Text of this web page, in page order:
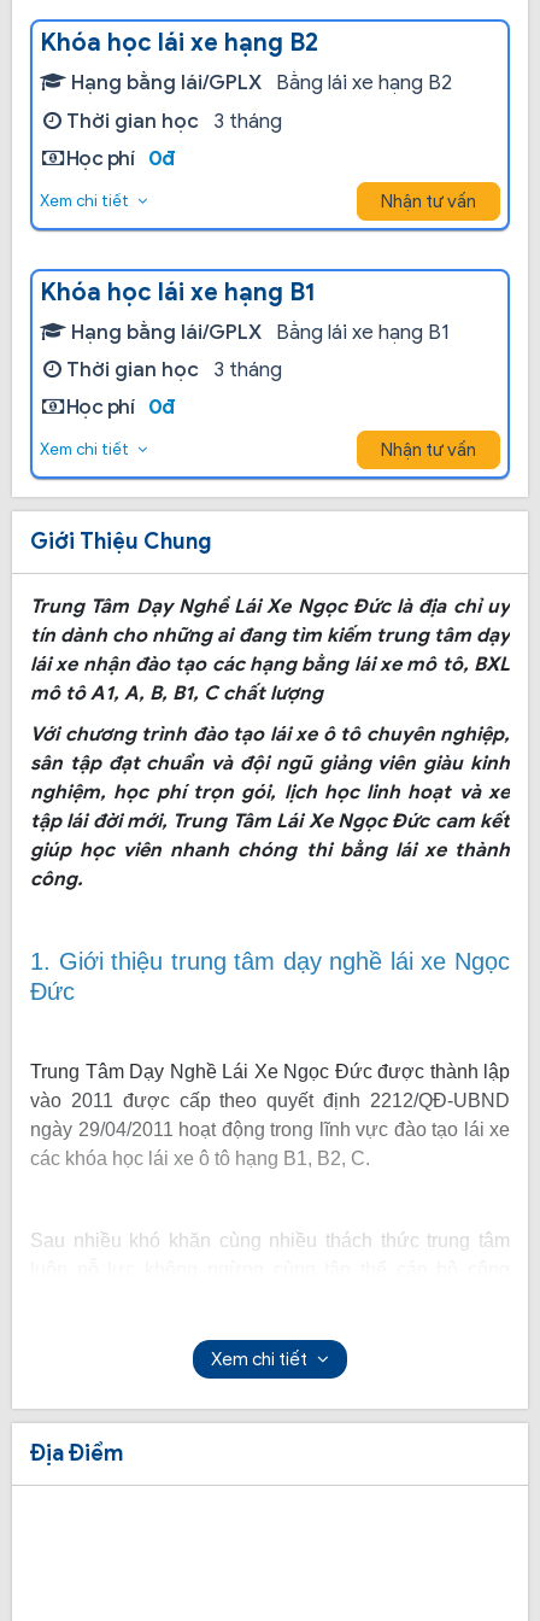
Khóa học lái xe hạng B2
Hạng bằng lái/GPLX
Bằng lái xe hạng B2
Thời gian học
3 tháng
Học phí
0đ
Xem chi tiết Nhận tư vấn
Khóa học lái xe hạng B1
Hạng bằng lái/GPLX
Bằng lái xe hạng B1
Thời gian học
3 tháng
Học phí
0đ
Xem chi tiết Nhận tư vấn
Giới Thiệu Chung
Trung Tâm Dạy Nghề Lái Xe Ngọc Đức là địa chỉ uy
tín dành cho những ai đang tìm kiếm trung tâm dạy
lái xe nhận đào tạo các hạng bằng lái xe mô tô, BXL
mô tô A1, A, B, B1, C chất lượng
Với chương trình đào tạo lái xe ô tô chuyên nghiệp,
sân tập đạt chuẩn và đội ngũ giảng viên giàu kinh
nghiệm, học phí trọn gói, lịch học linh hoạt và xe
tập lái đời mới, Trung Tâm Lái Xe Ngọc Đức cam kết
giúp học viên nhanh chóng thi bằng lái xe thành
công.
1. Giới thiệu trung tâm dạy nghề lái xe Ngọc
Đức
Trung Tâm Dạy Nghề Lái Xe Ngọc Đức được thành lập
vào 2011 được cấp theo quyết định 2212/QĐ-UBND
ngày 29/04/2011 hoạt động trong lĩnh vực đào tạo lái xe
các khóa học lái xe ô tô hạng B1, B2, C.
Sau nhiều khó khăn cùng nhiều thách thức trung tâm
tạo lái xe uy tín tạo ra nhiều giá trị đóng góp hiệu quả
trong chất lượng đào tạo lái xe cho Bộ Giao Thông Vận
Tải nói riêng và xã hội nói chung.
Xem chi tiết
Địa Điểm